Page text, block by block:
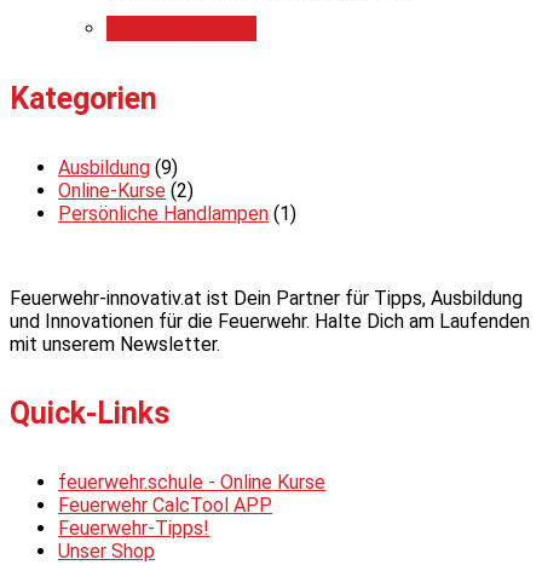
Kategorien
Ausbildung (9)
Online-Kurse (2)
Persönliche Handlampen (1)
Feuerwehr-innovativ.at ist Dein Partner für Tipps, Ausbildung
und Innovationen für die Feuerwehr. Halte Dich am Laufenden
mit unserem Newsletter.
Quick-Links
feuerwehr.schule - Online Kurse
Feuerwehr CalcTool APP
Feuerwehr-Tipps!
Unser Shop